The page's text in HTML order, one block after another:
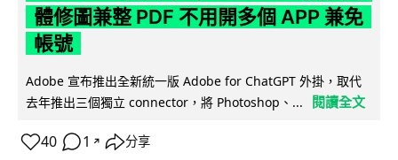
體修圖兼整 PDF 不用開多個 APP 兼免
帳號
Adobe 宣布推出全新統一版 Adobe for ChatGPT 外掛，取代
去年推出三個獨立 connector，將 Photoshop、...
閱讀全文
40 1 ↗ 分享